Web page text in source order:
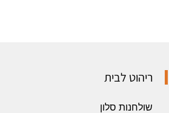
ריהוט לבית
שולחנות סלון